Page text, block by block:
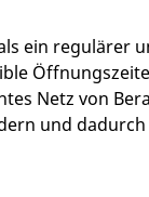
ein regulärer
Netz von
und